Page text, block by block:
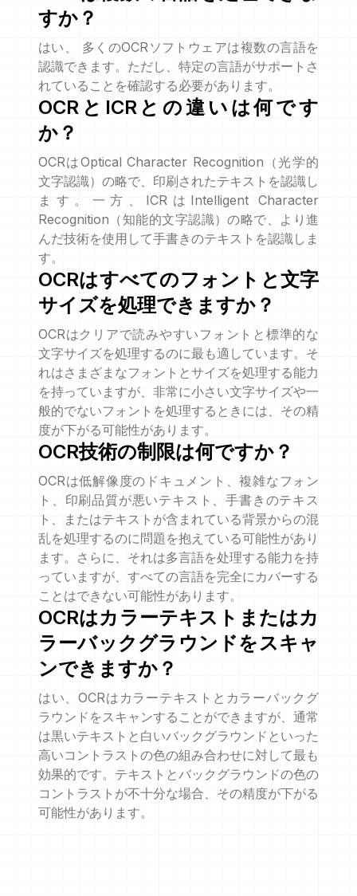
すか？
はい、 多くのOCRソフトウェアは複数の言語を
認識できます。ただし、特定の言語がサポートさ
れていることを確認する必要があります。
OCRとICRとの違いは何です
か？
OCRはOptical Character Recognition（光学的
文字認識）の略で、印刷されたテキストを認識し
ます。一方、ICRはIntelligent Character
Recognition（知能的文字認識）の略で、より進
んだ技術を使用して手書きのテキストを認識しま
す。
OCRはすべてのフォントと文字
サイズを処理できますか？
OCRはクリアで読みやすいフォントと標準的な
文字サイズを処理するのに最も適しています。そ
れはさまざまなフォントとサイズを処理する能力
を持っていますが、非常に小さい文字サイズや一
般的でないフォントを処理するときには、その精
度が下がる可能性があります。
OCR技術の制限は何ですか？
OCRは低解像度のドキュメント、複雑なフォン
ト、印刷品質が悪いテキスト、手書きのテキス
ト、またはテキストが含まれている背景からの混
乱を処理するのに問題を抱えている可能性があり
ます。さらに、それは多言語を处理する能力を持
っていますが、すべての言語を完全にカバーする
ことはできない可能性があります。
OCRはカラーテキストまたはカ
ラーバックグラウンドをスキャ
ンできますか？
はい、OCRはカラーテキストとカラーバックグ
ラウンドをスキャンすることができますが、通常
は黒いテキストと白いバックグラウンドといった
高いコントラストの色の組み合わせに対して最も
効果的です。テキストとバックグラウンドの色の
コントラストが不十分な場合、その精度が下がる
可能性があります。